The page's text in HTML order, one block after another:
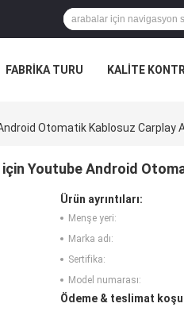
FABRIKA TURU KALITE
Otomatik Kablosuz Carplay
Youtube Android
Ürün ayrıntıları:
Menşe yeri:
Marka adı:
Sertifika:
Model numarası:
Ödeme & teslimat